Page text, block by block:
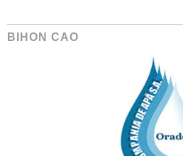
BIHON CAO